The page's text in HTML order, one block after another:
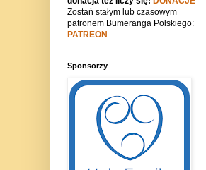
Zostań stałym lub czasowym
patronem Bumeranga Polskiego:
PATREON
Sponsorzy